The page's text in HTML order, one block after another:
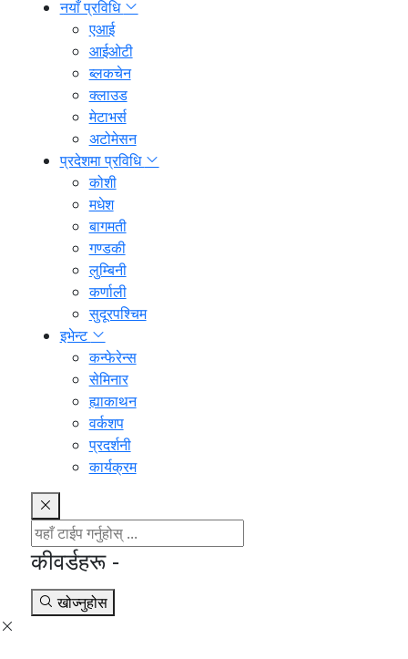
नयाँ प्रविधि
एआई
आईओटी
ब्लकचेन
क्लाउड
मेटाभर्स
अटोमेसन
प्रदेशमा प्रविधि
कोशी
मधेश
बागमती
गण्डकी
लुम्बिनी
कर्णाली
सुदूरपश्चिम
इभेन्ट
कन्फेरेन्स
सेमिनार
ह्याकाथन
वर्कशप
प्रदर्शनी
कार्यक्रम
कीवर्डहरू -
खोज्नुहोस